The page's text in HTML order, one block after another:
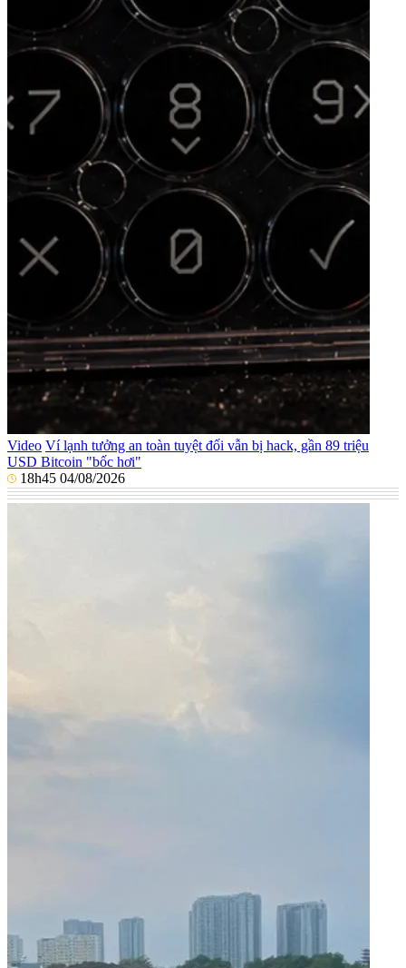
Video Ví lạnh tưởng an toàn tuyệt đối vẫn bị hack, gần 89 triệu
USD Bitcoin "bốc hơi"
18h45 04/08/2026